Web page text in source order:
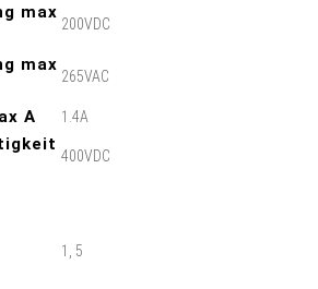
max
200VDC
max
265VAC
A 1.4A
400VDC
1, 5